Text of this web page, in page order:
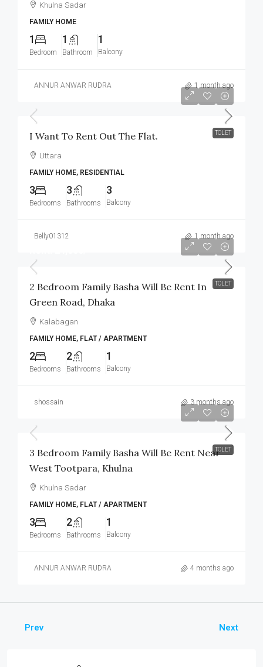
Khulna Sadar
FAMILY HOME
1
Bedroom
1
Bathroom
1
Balcony
ANNUR ANWAR RUDRA 1 month ago
TOLET
I Want To Rent Out The Flat.
Uttara
FAMILY HOME, RESIDENTIAL
3
Bedrooms
3
Bathrooms
3
Balcony
Belly01312 1 month ago
TOLET
2 Bedroom Family Basha Will Be Rent In
Green Road, Dhaka
Kalabagan
FAMILY HOME, FLAT / APARTMENT
2
Bedrooms
2
Bathrooms
1
Balcony
shossain 3 months ago
TOLET
3 Bedroom Family Basha Will Be Rent Near
West Tootpara, Khulna
Khulna Sadar
FAMILY HOME, FLAT / APARTMENT
3
Bedrooms
2
Bathrooms
1
Balcony
ANNUR ANWAR RUDRA 4 months ago
Prev Next